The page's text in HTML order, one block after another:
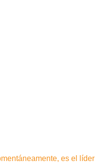
es el líder